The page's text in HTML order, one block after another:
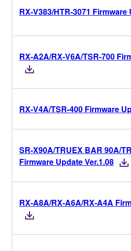
RX-V383/HTR-3071 Firmware
RX-A2A/RX-V6A/TSR-700
RX-V4A/TSR-400 Firmware
SR-X90A/TRUEX BAR 90A/
Firmware Update Ver.1.08
RX-A8A/RX-A6A/RX-A4A